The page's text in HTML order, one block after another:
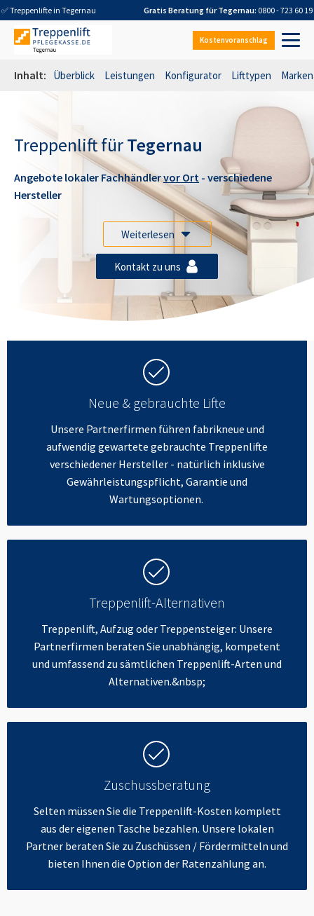
✅ Treppenlifte in Tegernau Gratis Beratung fürTegernau: 0800 - 723 60 19
Kostenvoranschlag
Inhalt: Überblick Leistungen Konfigurator Lifttypen Marken
Treppenlift fürTegernau
Angebote lokaler Fachhändlervor Ort - verschiedene
Hersteller
Weiterlesen
Kontakt zu uns
Neue & gebrauchte Lifte
Unsere Partnerfirmen führen fabrikneue und
aufwendig gewartete gebrauchte Treppenlifte
verschiedener Hersteller - natürlich inklusive
Gewährleistungspflicht, Garantie und
Wartungsoptionen.
Treppenlift-Alternativen
Treppenlift, Aufzug oder Treppensteiger: Unsere
Partnerfirmen beraten Sie unabhängig, kompetent
und umfassend zu sämtlichen Treppenlift-Arten und
Alternativen.&nbsp;
Zuschussberatung
Selten müssen Sie die Treppenlift-Kosten komplett
aus der eigenen Tasche bezahlen. Unsere lokalen
Partner beraten Sie zu Zuschüssen / Fördermitteln und
bieten Ihnen die Option der Ratenzahlung an.